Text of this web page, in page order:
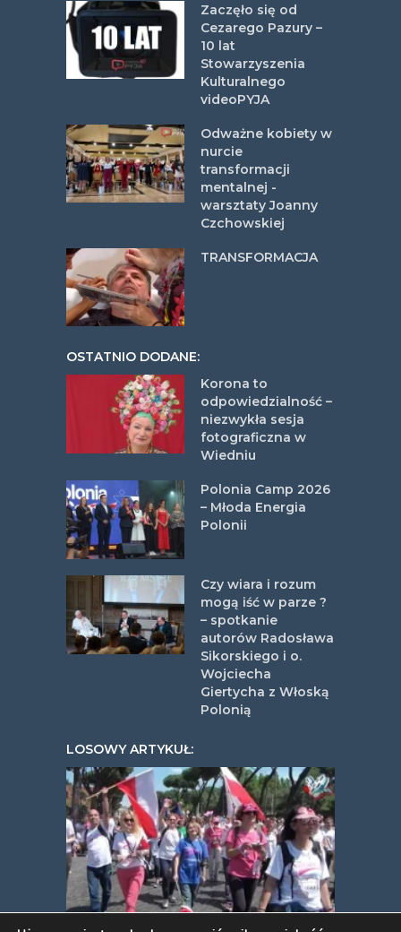
Zaczęło się od
Cezarego Pazury –
10 lat
Stowarzyszenia
Kulturalnego
videoPYJA
Odważne kobiety w
nurcie
transformacji
mentalnej -
warsztaty Joanny
Czchowskiej
TRANSFORMACJA
OSTATNIO DODANE:
Korona to
odpowiedzialność –
niezwykła sesja
fotograficzna w
Wiedniu
Polonia Camp 2026
– Młoda Energia
Polonii
Czy wiara i rozum
mogą iść w parze ?
– spotkanie
autorów Radosława
Sikorskiego i o.
Wojciecha
Giertycha z Włoską
Polonią
LOSOWY ARTYKUŁ: